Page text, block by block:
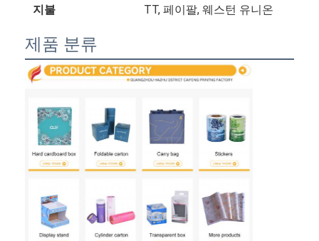
지불 TT, 페이팔, 웨스턴 유니온
제품 분류